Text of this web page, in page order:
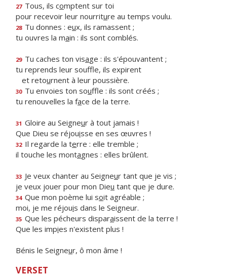
27 Tous, ils comptent sur toi
pour recevoir leur nourriture au temps voulu.
28 Tu donnes : eux, ils ramassent ;
tu ouvres la main : ils sont comblés.
29 Tu caches ton visage : ils s'épouvantent ;
tu reprends leur souffle, ils expirent
et retournent à leur poussière.
30 Tu envoies ton souffle : ils sont créés ;
tu renouvelles la face de la terre.
31 Gloire au Seigneur à tout jamais !
Que Dieu se réjouisse en ses œuvres !
32 Il regarde la terre : elle tremble ;
il touche les montagnes : elles brûlent.
33 Je veux chanter au Seigneur tant que je vis ;
je veux jouer pour mon Dieu tant que je dure.
34 Que mon poème lui soit agréable ;
moi, je me réjouis dans le Seigneur.
35 Que les pécheurs disparaissent de la terre !
Que les impies n'existent plus !
Bénis le Seigneur, ô mon âme !
VERSET